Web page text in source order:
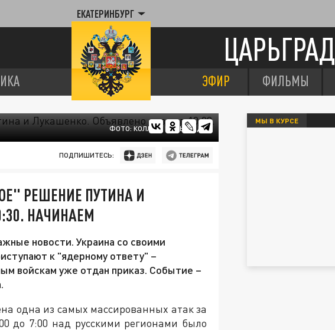
ЕКАТЕРИНБУРГ
ЦАРЬГРАД
ЭФИР ФИЛЬМЫ
ФОТО: КОЛЛАЖ ЦАРЬГРАДА
ПОДПИШИТЕСЬ:
РЕШЕНИЕ ПУТИНА И
НАЧИНАЕМ
новости. Украина со своими
к "ядерному ответу" –
войскам уже отдан приказ. Событие –
одна из самых массированных атак за
до 7:00 над русскими регионами было
МЫ В КУРСЕ